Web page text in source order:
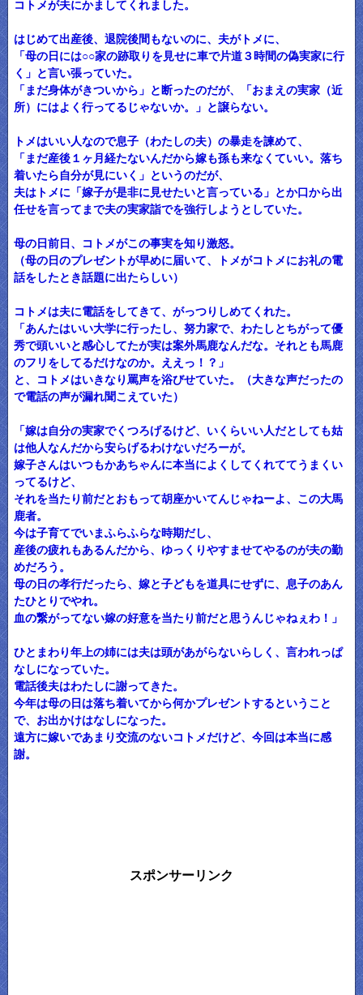
コトメが夫にかましてくれました。
はじめて出産後、退院後間もないのに、夫がトメに、
「母の日には○○家の跡取りを見せに車で片道３時間の偽実家に行
く」と言い張っていた。
「まだ身体がきついから」と断ったのだが、「おまえの実家（近
所）にはよく行ってるじゃないか。」と譲らない。
トメはいい人なので息子（わたしの夫）の暴走を諫めて、
「まだ産後１ヶ月経たないんだから嫁も孫も来なくていい。落ち
着いたら自分が見にいく」というのだが、
夫はトメに「嫁子が是非に見せたいと言っている」とか口から出
任せを言ってまで夫の実家詣でを強行しようとしていた。
母の日前日、コトメがこの事実を知り激怒。
（母の日のプレゼントが早めに届いて、トメがコトメにお礼の電
話をしたとき話題に出たらしい）
コトメは夫に電話をしてきて、がっつりしめてくれた。
「あんたはいい大学に行ったし、努力家で、わたしとちがって優
秀で頭いいと感心してたが実は案外馬鹿なんだな。それとも馬鹿
のフリをしてるだけなのか。ええっ！？」
と、コトメはいきなり罵声を浴びせていた。（大きな声だったの
で電話の声が漏れ聞こえていた）
「嫁は自分の実家でくつろげるけど、いくらいい人だとしても姑
は他人なんだから安らげるわけないだろーが。
嫁子さんはいつもかあちゃんに本当によくしてくれててうまくい
ってるけど、
それを当たり前だとおもって胡座かいてんじゃねーよ、この大馬
鹿者。
今は子育てでいまふらふらな時期だし、
産後の疲れもあるんだから、ゆっくりやすませてやるのが夫の勤
めだろう。
母の日の孝行だったら、嫁と子どもを道具にせずに、息子のあん
たひとりでやれ。
血の繋がってない嫁の好意を当たり前だと思うんじゃねぇわ！」
ひとまわり年上の姉には夫は頭があがらないらしく、言われっぱ
なしになっていた。
電話後夫はわたしに謝ってきた。
今年は母の日は落ち着いてから何かプレゼントするということ
で、お出かけはなしになった。
遠方に嫁いであまり交流のないコトメだけど、今回は本当に感
謝。
スポンサーリンク